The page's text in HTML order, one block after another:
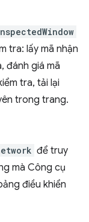
tra: lấy mã nhận
đánh giá mã
tra, tải lại
trong trang.
để truy
mà Công cụ
điều khiển